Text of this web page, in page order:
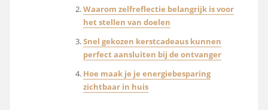
Waarom zelfreflectie belangrijk is voor
het stellen van doelen
Snel gekozen kerstcadeaus kunnen
perfect aansluiten bij de ontvanger
Hoe maak je je energiebesparing
zichtbaar in huis